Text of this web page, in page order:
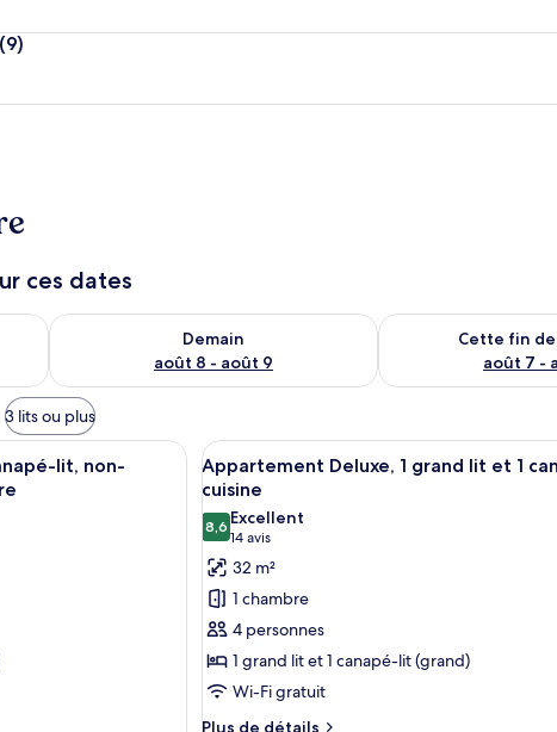
(9)
ces dates
août 7 - août 8
Demain
août 8 - août 9
Vérifier la disponibilité pour demain août 8 - août 9
Cette fin
août 7 -
Vérifier la
3 lits ou plus
d’hôtel bien rangée, avec un lit, une table de chevet, une lampe et une
lit, non-
Afficher
toutes
les
photos
pour
ce
type
de
chambre :
Appartement
Deluxe,
Une chambre
13
Appartement Deluxe, 1 grand lit et 1
cuisine
8,68,6 sur 10
Excellent
14 avis
(14 avis)
32 m²
1 chambre
4 personnes
1 grand lit et 1 canapé-lit (grand)
Wi-Fi gratuit
Plus de détails
Plus